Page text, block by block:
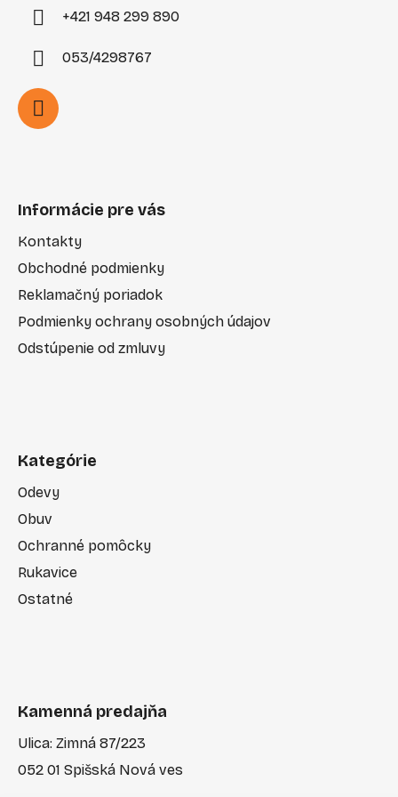
+421 948 299 890
053/4298767
Informácie pre vás
Kontakty
Obchodné podmienky
Reklamačný poriadok
Podmienky ochrany osobných údajov
Odstúpenie od zmluvy
Kategórie
Odevy
Obuv
Ochranné pomôcky
Rukavice
Ostatné
Kamenná predajňa
Ulica: Zimná 87/223
052 01 Spišská Nová ves